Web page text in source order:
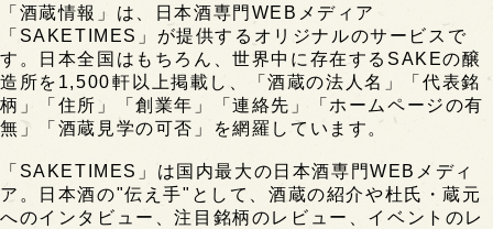
「酒蔵情報」は、日本酒専門WEBメディア
「SAKETIMES」が提供するオリジナルのサービスで
す。日本全国はもちろん、世界中に存在するSAKEの醸
造所を1,500軒以上掲載し、「酒蔵の法人名」「代表銘
柄」「住所」「創業年」「連絡先」「ホームページの有
無」「酒蔵見学の可否」を網羅しています。
「SAKETIMES」は国内最大の日本酒専門WEBメディ
ア。日本酒の"伝え手"として、酒蔵の紹介や杜氏・蔵元
へのインタビュー、注目銘柄のレビュー、イベントのレ